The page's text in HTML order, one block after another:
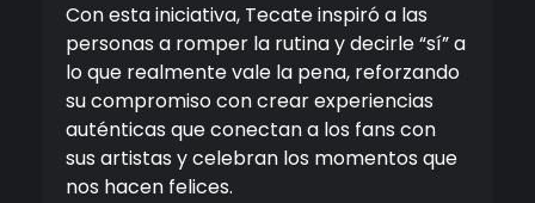
Con esta iniciativa, Tecate inspiró a las
personas a romper la rutina y decirle “sí” a
lo que realmente vale la pena, reforzando
su compromiso con crear experiencias
auténticas que conectan a los fans con
sus artistas y celebran los momentos que
nos hacen felices.